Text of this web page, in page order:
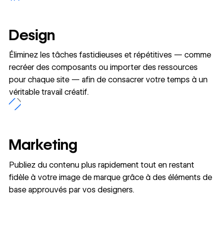
Design
Éliminez les tâches fastidieuses et répétitives — comme
recréer des composants ou importer des ressources
pour chaque site — afin de consacrer votre temps à un
véritable travail créatif.
Marketing
Publiez du contenu plus rapidement tout en restant
fidèle à votre image de marque grâce à des éléments de
base approuvés par vos designers.